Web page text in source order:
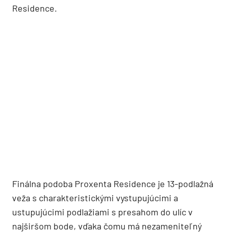
Residence.
Finálna podoba Proxenta Residence je 13-podlažná
veža s charakteristickými vystupujúcimi a
ustupujúcimi podlažiami s presahom do ulíc v
najširšom bode, vďaka čomu má nezameniteľný